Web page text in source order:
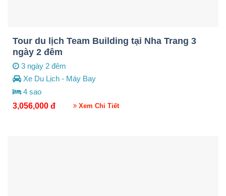
Tour du lịch Team Building tại Nha Trang 3
ngày 2 đêm
3 ngày 2 đêm
Xe Du Lịch - Máy Bay
4 sao
3,056,000đ Xem Chi Tiết